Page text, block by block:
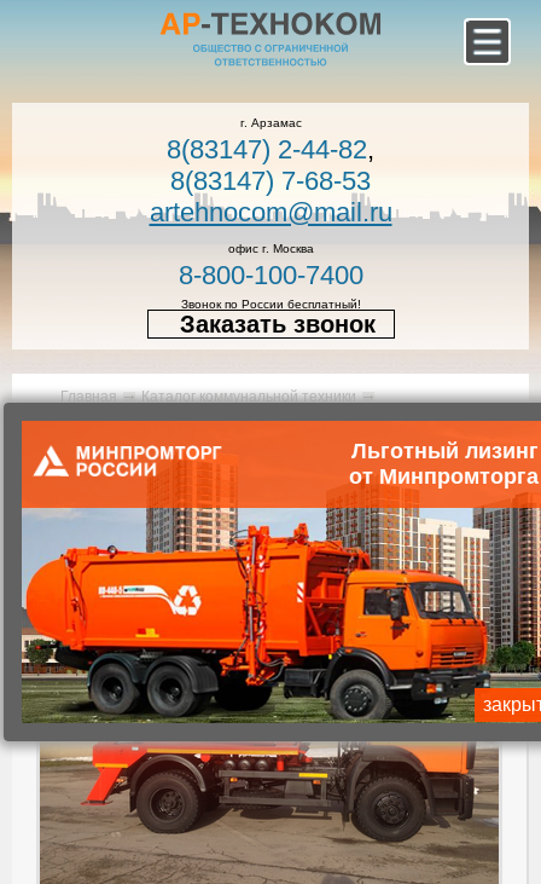
г. Арзамас
8(83147) 2-44-82,
8(83147) 7-68-53
artehnocom@mail.ru
офис г. Москва
8-800-100-7400
Звонок по России бесплатный!
Заказать звонок
Главная
Каталог коммунальной техники
Коммунальная техника
Контейнерные мусоровозы
Мусоровоз контейнерный
КО-440АМ
Льготный лизинг
от Минпромторга